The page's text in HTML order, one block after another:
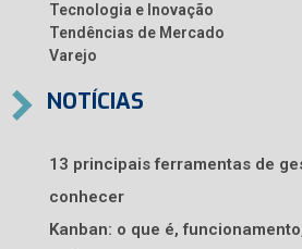
Tecnologia e Inovação
Tendências de Mercado
Varejo
NOTÍCIAS
13 principais ferramentas de
conhecer
Kanban: o que é,